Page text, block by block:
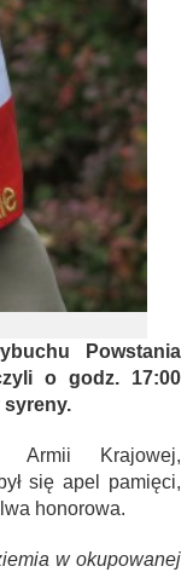
Powstania
o godz. 17:00
syreny.
Armii Krajowej,
się apel pamięci,
honorowa.
w okupowanej